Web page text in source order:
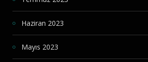
Haziran 2023
Mayıs 2023